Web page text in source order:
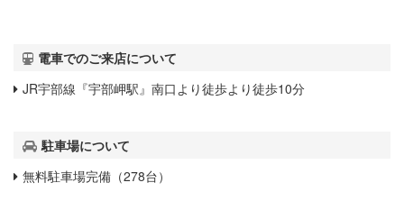
電車でのご来店について
JR宇部線『宇部岬駅』南口より徒歩より徒歩10分
駐車場について
無料駐車場完備（278台）